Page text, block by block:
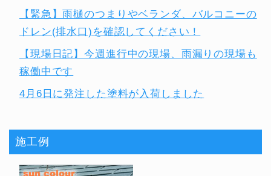
【緊急】雨樋のつまりやベランダ、バルコニーの
ドレン(排水口)を確認してください！
【現場日記】今週進行中の現場、雨漏りの現場も
稼働中です
4月6日に発注した塗料が入荷しました
施工例